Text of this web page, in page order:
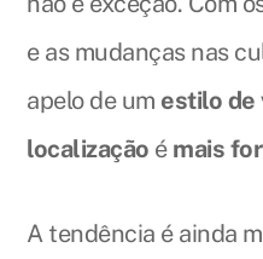
e as mudanças nas
apelo de um estilo de
localização é mais
A tendência é ainda